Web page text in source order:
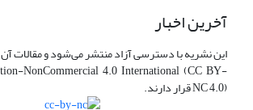
آخرین اخبار
NonCommercial 4.0 International (CC BY-
NC 4.0) قرار دارند.